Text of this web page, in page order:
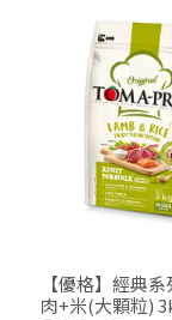
【優格】經典
肉+米(大顆粒)